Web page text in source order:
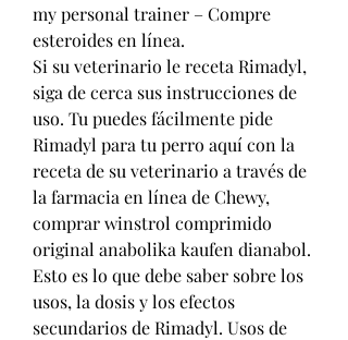
my personal trainer – Compre
esteroides en línea.
Si su veterinario le receta Rimadyl,
siga de cerca sus instrucciones de
uso. Tu puedes fácilmente pide
Rimadyl para tu perro aquí con la
receta de su veterinario a través de
la farmacia en línea de Chewy,
comprar winstrol comprimido
original anabolika kaufen dianabol.
Esto es lo que debe saber sobre los
usos, la dosis y los efectos
secundarios de Rimadyl. Usos de